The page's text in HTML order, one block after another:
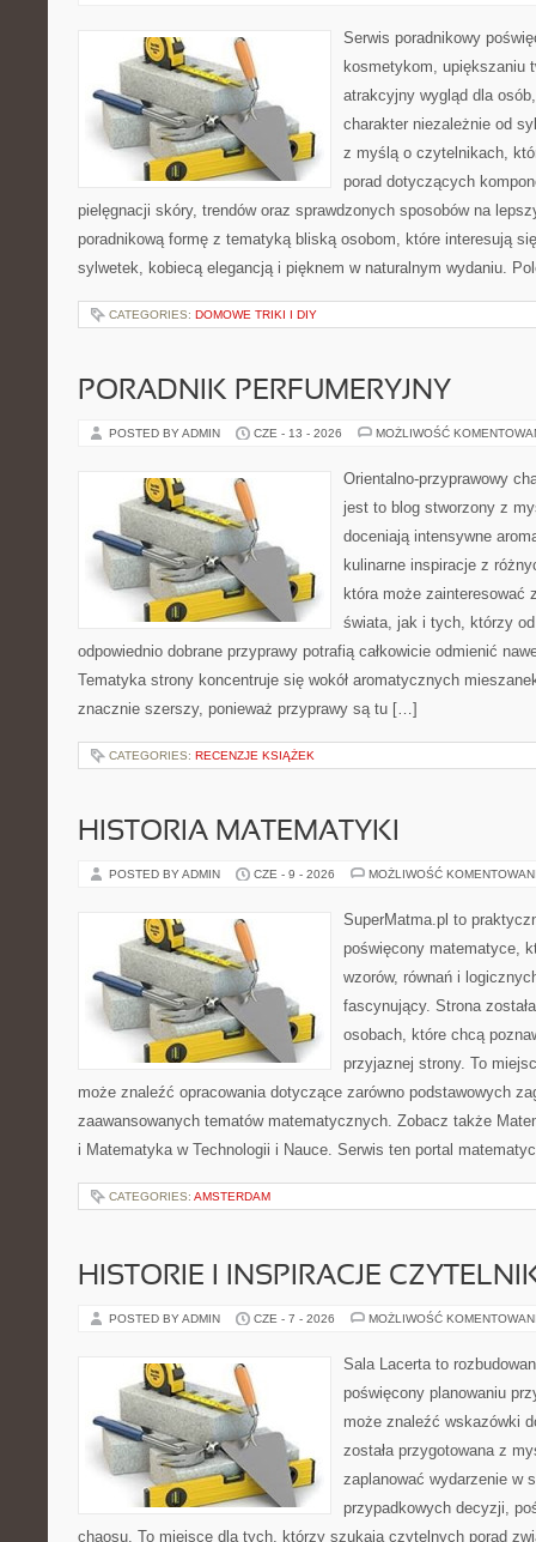
Serwis poradnikowy
kosmetykom, upiększaniu
atrakcyjny wygląd dla
charakter niezależnie od
z myślą o czytelnikach,
porad dotyczących
pielęgnacji skóry, trendów oraz sprawdzonych sposobów na
poradnikową formę z tematyką bliską osobom, które interesują
sylwetek, kobiecą elegancją i pięknem w naturalnym wydaniu.
CATEGORIES: DOMOWE TRIKI I DIY
PORADNIK PERFUMERYJNY
POSTED BY ADMIN CZE - 13 - 2026 MOŻLIWOŚĆ
Orientalno-przyprawowy
jest to blog stworzony z
doceniają intensywne
kulinarne inspiracje z
która może zainteresować
świata, jak i tych, którzy
odpowiednio dobrane przyprawy potrafią całkowicie odmienić
Tematyka strony koncentruje się wokół aromatycznych
znacznie szerszy, ponieważ przyprawy są tu […]
CATEGORIES: RECENZJE KSIĄŻEK
HISTORIA MATEMATYKI
POSTED BY ADMIN CZE - 9 - 2026 MOŻLIWOŚĆ
SuperMatma.pl to
poświęcony matematyce,
wzorów, równań i
fascynujący. Strona
osobach, które chcą
przyjaznej strony. To
może znaleźć opracowania dotyczące zarówno podstawowych
zaawansowanych tematów matematycznych. Zobacz także
i Matematyka w Technologii i Nauce. Serwis ten portal
CATEGORIES: AMSTERDAM
HISTORIE I INSPIRACJE
POSTED BY ADMIN CZE - 7 - 2026 MOŻLIWOŚĆ
Sala Lacerta to
poświęcony planowaniu
może znaleźć wskazówki
została przygotowana z
zaplanować wydarzenie w
przypadkowych decyzji,
chaosu. To miejsce dla tych, którzy szukają czytelnych porad